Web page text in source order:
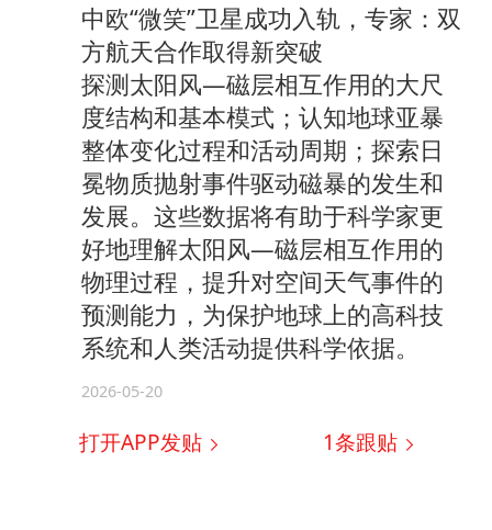
中欧“微笑”卫星成功入轨，专家：双
方航天合作取得新突破
探测太阳风—磁层相互作用的大尺
度结构和基本模式；认知地球亚暴
整体变化过程和活动周期；探索日
冕物质抛射事件驱动磁暴的发生和
发展。这些数据将有助于科学家更
好地理解太阳风—磁层相互作用的
物理过程，提升对空间天气事件的
预测能力，为保护地球上的高科技
系统和人类活动提供科学依据。
2026-05-20
打开APP发贴 1条跟贴